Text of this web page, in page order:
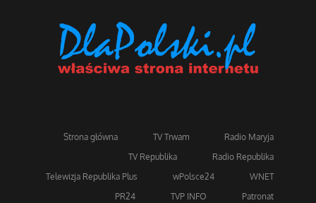
Strona główna TV Trwam
Radio Maryja
TV Republika
Radio Republika
Telewizja Republika Plus
wPolsce24
WNET
PR24
TVP INFO
Patronat